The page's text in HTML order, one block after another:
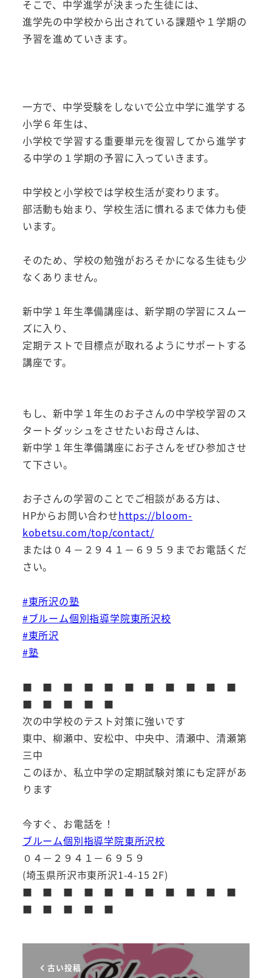
そこで、中学進学が決まった生徒には、
進学先の中学校から出されている課題や１学期の
予習を進めていきます。
一方で、中学受験をしないで公立中学に進学する
小学６年生は、
小学校で学習する重要単元を復習してから進学す
る中学の１学期の予習に入っていきます。
中学校と小学校では学校生活が変わります。
部活動も始まり、学校生活に慣れるまで体力も使
います。
そのため、学校の勉強がおろそかになる生徒も少
なくありません。
新中学１年生準備講座は、新学期の学習にスムー
ズに入り、
定期テストで目標点が取れるようにサポートする
講座です。
もし、新中学１年生のお子さんの中学校学習のス
タートダッシュをさせたいお母さんは、
新中学１年生準備講座にお子さんをぜひ参加させ
て下さい。
お子さんの学習のことでご相談がある方は、
HPからお問い合わせhttps://bloom-
kobetsu.com/top/contact/
または０４－２９４１－６９５９までお電話くだ
さい。
#東所沢の塾
#ブルーム個別指導学院東所沢校
#東所沢
#塾
■ ■ ■ ■ ■ ■ ■ ■ ■ ■ ■
■ ■ ■ ■ ■
次の中学校のテスト対策に強いです
東中、柳瀬中、安松中、中央中、清瀬中、清瀬第
三中
このほか、私立中学の定期試験対策にも定評があ
ります
今すぐ、お電話を！
ブルーム個別指導学院東所沢校
０４－２９４１－６９５９
(埼玉県所沢市東所沢1-4-15 2F)
■ ■ ■ ■ ■ ■ ■ ■ ■ ■ ■
■ ■ ■ ■ ■
古い投稿